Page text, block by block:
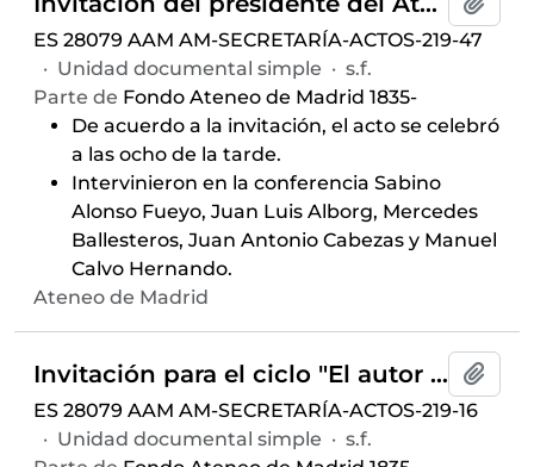
ES 28079 AAM AM-SECRETARÍA-ACTOS-219-47
· Unidad documental simple · s.f.
Parte de Fondo Ateneo de Madrid 1835-
De acuerdo a la invitación, el acto se celebró
a las ocho de la tarde.
Intervinieron en la conferencia Sabino
Alonso Fueyo, Juan Luis Alborg, Mercedes
Ballesteros, Juan Antonio Cabezas y Manuel
Calvo Hernando.
Ateneo de Madrid
Invitación para el ciclo "El autor enjuicia su obra" ofrecido por Alejandro Núñez Alonso, celebrado el 16 de diciembre de 1964 en el Salón de Actos del Ateneo de Madrid
ES 28079 AAM AM-SECRETARÍA-ACTOS-219-16
· Unidad documental simple · s.f.